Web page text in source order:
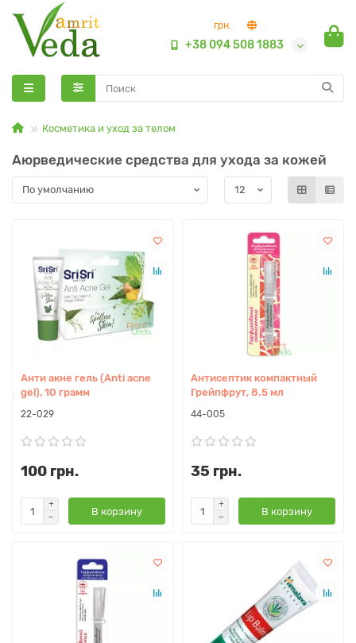
грн.
+38 094 508 1883
Косметика и уход за телом
Аюрведические средства для ухода за кожей
Анти акне гель (Anti acne
gel), 10 грамм
22-029
100 грн.
В корзину
Антисептик компактный
Грейпфрут, 8.5 мл
44-005
35 грн.
В корзину